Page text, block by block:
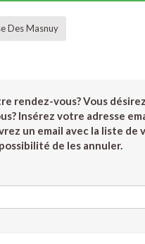
Des Masnuy
rendez-vous? Vous
Insérez votre adresse
un email avec la liste de
de les annuler.